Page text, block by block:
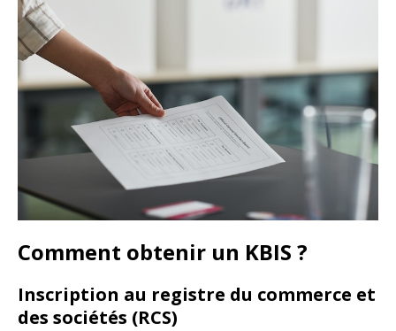
Comment obtenir un KBIS ?
Inscription au registre du commerce et
des sociétés (RCS)